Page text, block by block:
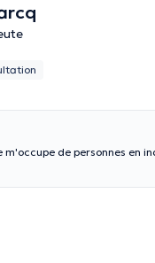
de personnes en